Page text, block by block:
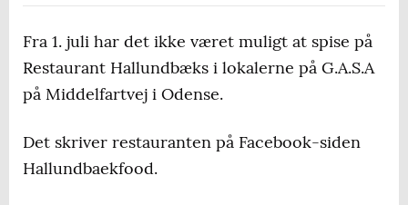
Fra 1. juli har det ikke været muligt at spise på
Restaurant Hallundbæks i lokalerne på G.A.S.A
på Middelfartvej i Odense.
Det skriver restauranten på Facebook-siden
Hallundbaekfood.